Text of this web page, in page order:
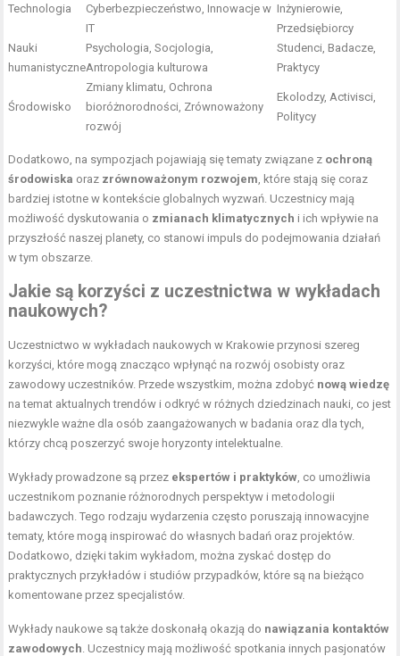
Technologia
Cyberbezpieczeństwo, Innowacje w
IT
Inżynierowie,
Przedsiębiorcy
Nauki
humanistyczne
Psychologia, Socjologia,
Antropologia kulturowa
Studenci, Badacze,
Praktycy
Środowisko
Zmiany klimatu, Ochrona
bioróżnorodności, Zrównoważony
rozwój
Ekolodzy, Activisci,
Politycy
Dodatkowo, na sympozjach pojawiają się tematy związane z ochroną
środowiska oraz zrównoważonym rozwojem , które stają się coraz
bardziej istotne w kontekście globalnych wyzwań. Uczestnicy mają
możliwość dyskutowania o zmianach klimatycznych i ich wpływie na
przyszłość naszej planety, co stanowi impuls do podejmowania działań
w tym obszarze.
Jakie są korzyści z uczestnictwa w wykładach
naukowych?
Uczestnictwo w wykładach naukowych w Krakowie przynosi szereg
korzyści, które mogą znacząco wpłynąć na rozwój osobisty oraz
zawodowy uczestników. Przede wszystkim, można zdobyć nową wiedzę
na temat aktualnych trendów i odkryć w różnych dziedzinach nauki, co jest
niezwykle ważne dla osób zaangażowanych w badania oraz dla tych,
którzy chcą poszerzyć swoje horyzonty intelektualne.
Wykłady prowadzone są przez ekspertów i praktyków , co umożliwia
uczestnikom poznanie różnorodnych perspektyw i metodologii
badawczych. Tego rodzaju wydarzenia często poruszają innowacyjne
tematy, które mogą inspirować do własnych badań oraz projektów.
Dodatkowo, dzięki takim wykładom, można zyskać dostęp do
praktycznych przykładów i studiów przypadków, które są na bieżąco
komentowane przez specjalistów.
Wykłady naukowe są także doskonałą okazją do nawiązania kontaktów
zawodowych . Uczestnicy mają możliwość spotkania innych pasjonatów